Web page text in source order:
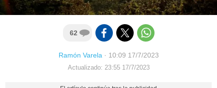
62
Ramón Varela· 10:09 17/7/2023
Actualizado: 23:55 17/7/2023